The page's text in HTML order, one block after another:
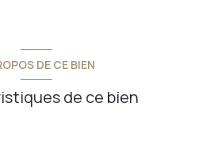
DE CE BIEN
de ce bien